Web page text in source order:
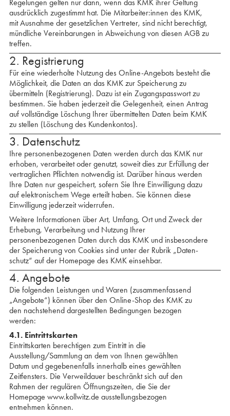
Regelungen gelten nur dann, wenn das KMK ihrer Geltung
ausdrücklich zugestimmt hat. Die Mitarbeiter:innen des KMK,
mit Ausnahme der gesetzlichen Vertreter, sind nicht berechtigt,
mündliche Vereinbarungen in Abweichung von diesen AGB zu
treffen.
2. Registrierung
Für eine wiederholte Nutzung des Online-Angebots besteht die
Möglichkeit, die Daten an das KMK zur Speicherung zu
übermitteln (Registrierung). Dazu ist ein Zugangspasswort zu
bestimmen. Sie haben jederzeit die Gelegenheit, einen Antrag
auf vollständige Löschung Ihrer übermittelten Daten beim KMK
zu stellen (Löschung des Kundenkontos).
3. Datenschutz
Ihre personenbezogenen Daten werden durch das KMK nur
erhoben, verarbeitet oder genutzt, soweit dies zur Erfüllung der
vertraglichen Pflichten notwendig ist. Darüber hinaus werden
Ihre Daten nur gespeichert, sofern Sie Ihre Einwilligung dazu
auf elektronischem Wege erteilt haben. Sie können diese
Einwilligung jederzeit widerrufen.
Weitere Informationen über Art, Umfang, Ort und Zweck der
Erhebung, Verarbeitung und Nutzung Ihrer
personenbezogenen Daten durch das KMK und insbesondere
der Speicherung von Cookies sind unter der Rubrik „Daten­
schutz“ auf der Homepage des KMK einsehbar.
4. Angebote
Die folgenden Leistungen und Waren (zusammenfassend
„Angebote“) können über den Online-Shop des KMK zu
den nachstehend dargestellten Bedingungen bezogen
werden:
4.1. Eintrittskarten
Eintrittskarten berechtigen zum Eintritt in die
Ausstellung/Sammlung an dem von Ihnen gewählten
Datum und gegebenenfalls innerhalb eines gewählten
Zeitfensters. Die Verweildauer beschränkt sich auf den
Rahmen der regulären Öffnungszeiten, die Sie der
Homepage www.kollwitz.de ausstellungsbezogen
entnehmen können.